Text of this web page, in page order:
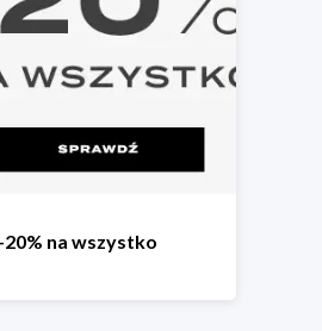
-20% na wszystko